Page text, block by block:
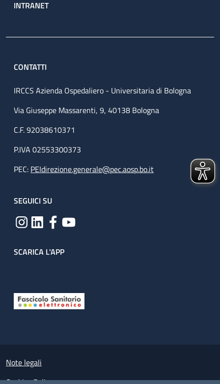
INTRANET
CONTATTI
IRCCS Azienda Ospedaliero - Universitaria di Bologna
Via Giuseppe Massarenti, 9, 40138 Bologna
C.F. 92038610371
P.IVA 02553300373
PEC: PEIdirezione.generale@pec.aosp.bo.it
SEGUICI SU
SCARICA L'APP
Small prints
Note legali